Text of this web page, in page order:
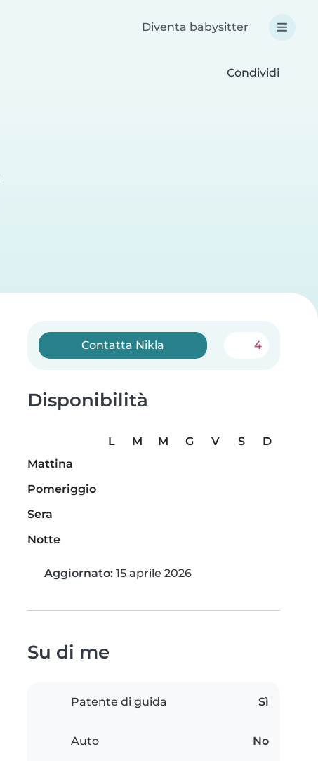
Diventa babysitter
Condividi
Contatta Nikla 4
Disponibilità
L M M G V S
D
Mattina
Pomeriggio
Sera
Notte
Aggiornato: 15 aprile 2026
Su di me
Patente di guida Sì
Auto No